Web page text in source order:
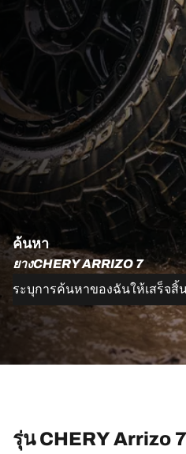
ค้นหา
ยางCHERY ARRIZO 7
ระบุการค้นหาของฉันให้เสร็จสิ้
รุ่น CHERY Arrizo